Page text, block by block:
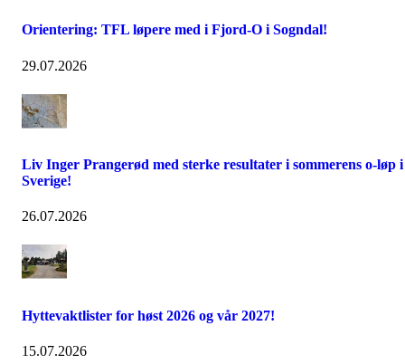
Orientering: TFL løpere med i Fjord-O i Sogndal!
29.07.2026
Liv Inger Prangerød med sterke resultater i sommerens o-løp i
Sverige!
26.07.2026
Hyttevaktlister for høst 2026 og vår 2027!
15.07.2026